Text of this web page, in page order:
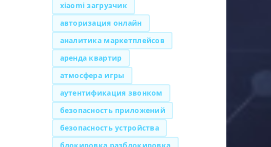
xiaomi загрузчик
авторизация онлайн
аналитика маркетплейсов
аренда квартир
атмосфера игры
аутентификация звонком
безопасность приложений
безопасность устройства